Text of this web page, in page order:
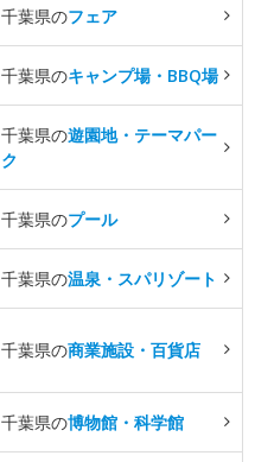
千葉県のフェア
千葉県のキャンプ場・BBQ場
千葉県の遊園地・テーマパー
ク
千葉県のプール
千葉県の温泉・スパリゾート
千葉県の商業施設・百貨店
千葉県の博物館・科学館